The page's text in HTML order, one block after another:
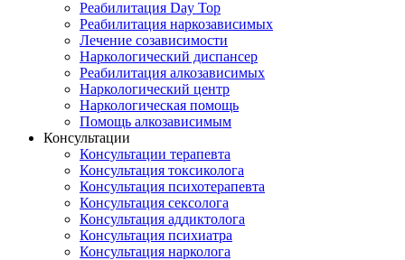
Реабилитация Day Top
Реабилитация наркозависимых
Лечение созависимости
Наркологический диспансер
Реабилитация алкозависимых
Наркологический центр
Наркологическая помощь
Помощь алкозависимым
Консультации
Консультации терапевта
Консультация токсиколога
Консультация психотерапевта
Консультация сексолога
Консультация аддиктолога
Консультация психиатра
Консультация нарколога